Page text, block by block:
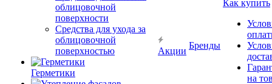
облицовочной
поверхности
Средства для ухода за
облицовочной
поверхностью
Герметики
Акции
Бренды
Как купить
на